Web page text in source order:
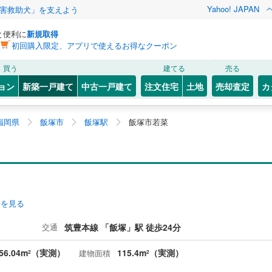
救助犬」を支えよう Yahoo! JAPAN
便利に新規取得
初回購入限定、アプリで使えるお得なクーポン
買う
ン 新築一戸建て 中古一戸建て
建てる
注文住宅 土地
売る
売却査定
岡県 飯塚市 飯塚駅 飯塚市若菜
見る
交通 筑豊本線 「飯塚」駅 徒歩24分
2 （実測） 建物面積 115.4m2 （実測）